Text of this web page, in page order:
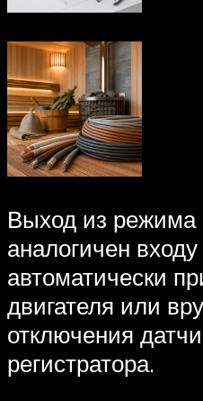
Выход из режима
аналогичен
автоматически
двигателя или
отключения
регистратора.